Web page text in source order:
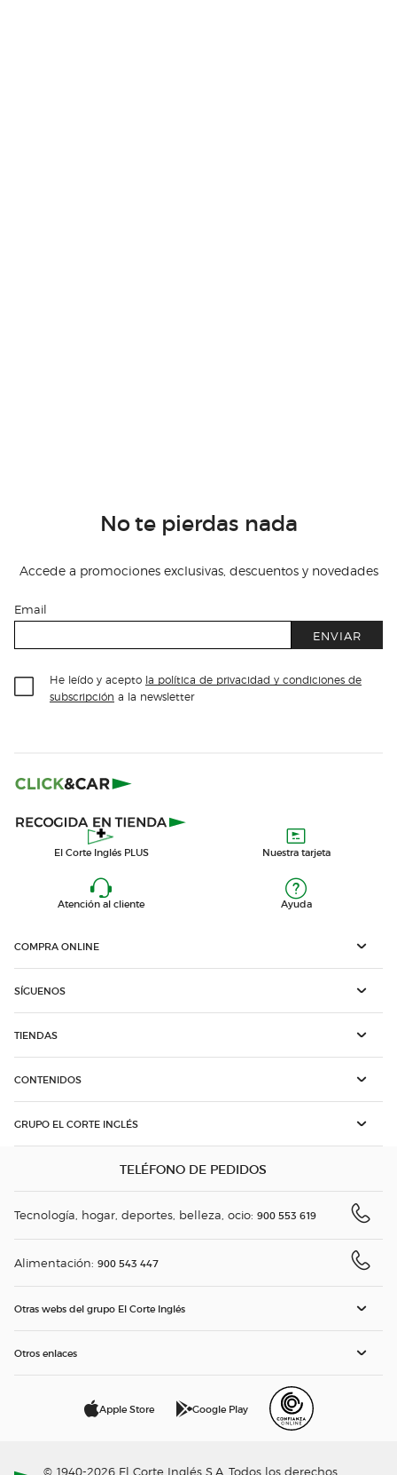
No te pierdas nada
Accede a promociones exclusivas, descuentos y novedades
Email
ENVIAR
He leído y acepto la política de privacidad y condiciones de
subscripción a la newsletter
El Corte Inglés PLUS Nuestra tarjeta
Atención al cliente Ayuda
COMPRA ONLINE
SÍGUENOS
TIENDAS
CONTENIDOS
GRUPO EL CORTE INGLÉS
TELÉFONO DE PEDIDOS
Tecnología, hogar, deportes, belleza, ocio: 900 553 619
Alimentación: 900 543 447
Otras webs del grupo El Corte Inglés
Otros enlaces
Apple Store Google Play
© 1940-2026 El Corte Inglés S.A. Todos los derechos